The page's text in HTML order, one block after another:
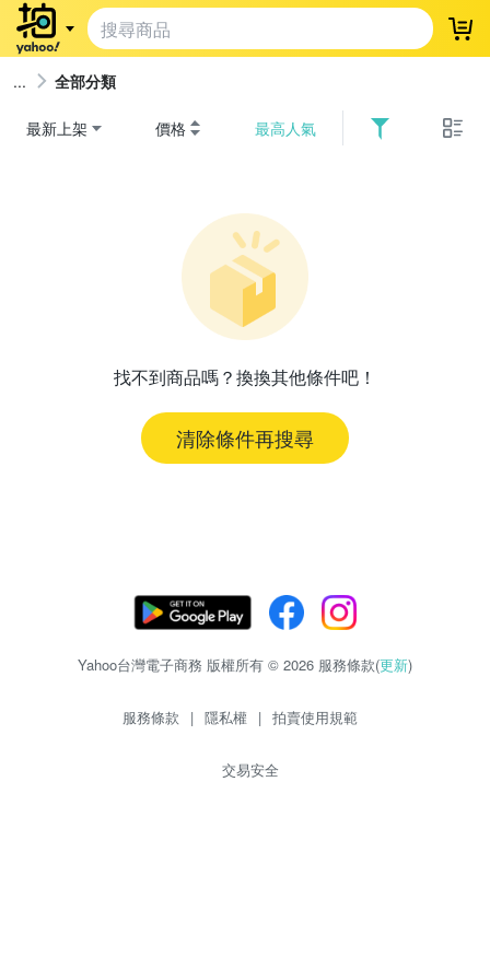
登
全部分類
最新上架 價格 最高人氣
找不到商品嗎？換換其他條件吧！
清除條件再搜尋
Yahoo台灣電子商務 版權所有 © 2026 服務條款(更新)
服務條款 | 隱私權 | 拍賣使用規範
交易安全